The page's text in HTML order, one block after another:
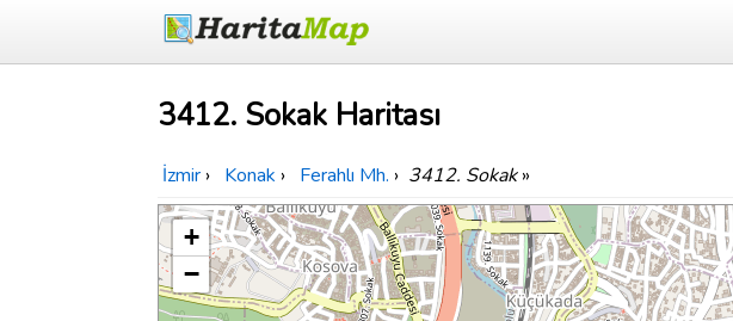
3412. Sokak Haritası
İzmir › Konak › Ferahlı Mh. › 3412. Sokak»
+
−